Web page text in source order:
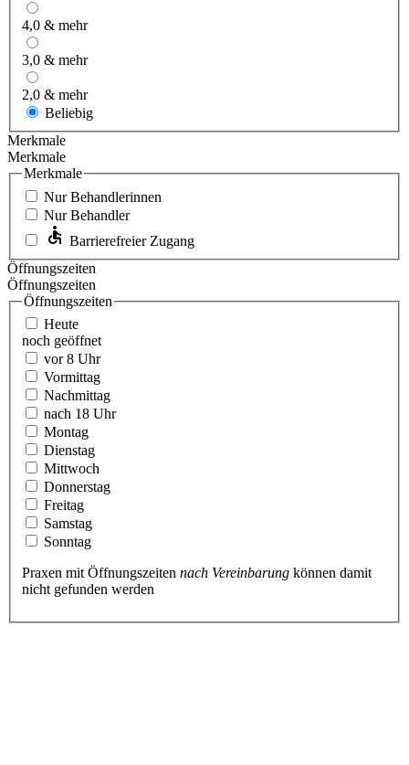
4,0 & mehr
3,0 & mehr
2,0 & mehr
Beliebig
Merkmale
Merkmale
Merkmale
Nur Behandlerinnen
Nur Behandler
Barrierefreier Zugang
Öffnungszeiten
Öffnungszeiten
Öffnungszeiten
Heute
noch geöffnet
vor 8 Uhr
Vormittag
Nachmittag
nach 18 Uhr
Montag
Dienstag
Mittwoch
Donnerstag
Freitag
Samstag
Sonntag
Praxen mit Öffnungszeiten nach Vereinbarung können damit
nicht gefunden werden